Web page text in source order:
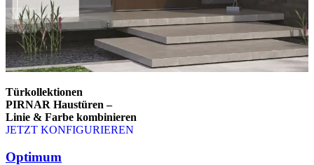
Türkollektionen
PIRNAR Haustüren –
Linie & Farbe kombinieren
JETZT KONFIGURIEREN
Optimum